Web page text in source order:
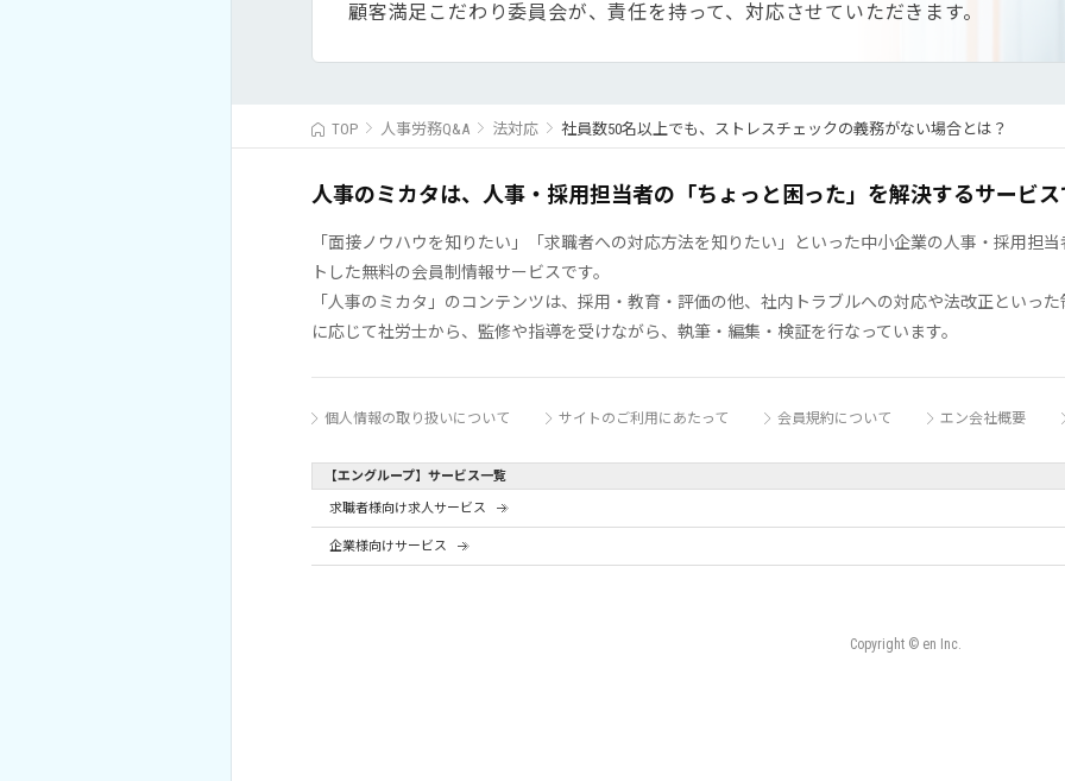
顧客満足こだわり委員会が、責任を持って、対応させていただきます。
TOP 人事労務Q&A 法対応 社員数50名以上でも、ストレスチェックの義務がない場合とは？
人事のミカタは、人事・採用担当者の「ちょっと困った」を解決するサービス
「面接ノウハウを知りたい」「求職者への対応方法を知りたい」といった中小企業の人事・採用担
トした無料の会員制情報サービスです。
「人事のミカタ」のコンテンツは、採用・教育・評価の他、社内トラブルへの対応や法改正といっ
に応じて社労士から、監修や指導を受けながら、執筆・編集・検証を行なっています。
個人情報の取り扱いについて サイトのご利用にあたって 会員規約について エン会社概要
【エングループ】サービス一覧
求職者様向け求人サービス
企業様向けサービス
Copyright © en Inc.